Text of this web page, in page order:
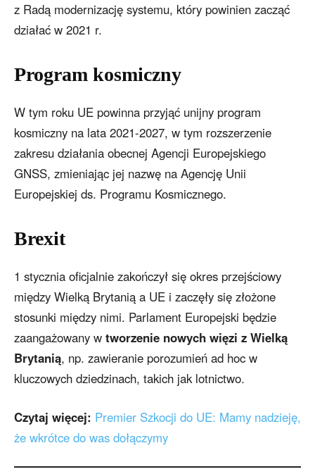
z Radą modernizację systemu, który powinien zacząć
działać w 2021 r.
Program kosmiczny
W tym roku UE powinna przyjąć unijny program
kosmiczny na lata 2021-2027, w tym rozszerzenie
zakresu działania obecnej Agencji Europejskiego
GNSS, zmieniając jej nazwę na Agencję Unii
Europejskiej ds. Programu Kosmicznego.
Brexit
1 stycznia oficjalnie zakończył się okres przejściowy
między Wielką Brytanią a UE i zaczęły się złożone
stosunki między nimi. Parlament Europejski będzie
zaangażowany w tworzenie nowych więzi z Wielką
Brytanią, np. zawieranie porozumień ad hoc w
kluczowych dziedzinach, takich jak lotnictwo.
Czytaj więcej: Premier Szkocji do UE: Mamy nadzieję,
że wkrótce do was dołączymy